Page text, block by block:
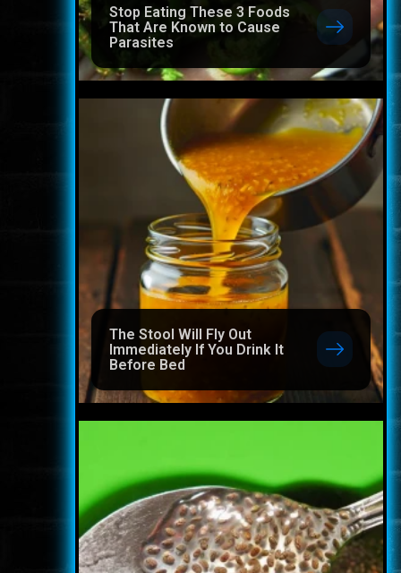
Stop Eating These 3 Foods
That Are Known to Cause
Parasites
The Stool Will Fly Out
Immediately If You Drink It
Before Bed